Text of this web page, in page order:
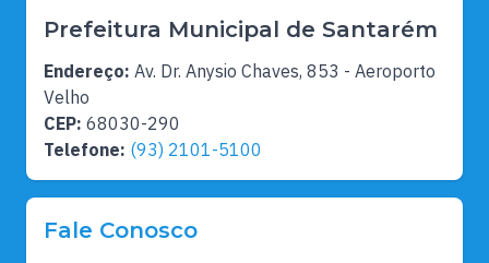
Prefeitura Municipal de Santarém
Endereço: Av. Dr. Anysio Chaves, 853 - Aeroporto
Velho
CEP: 68030-290
Telefone: (93) 2101-5100
Fale Conosco